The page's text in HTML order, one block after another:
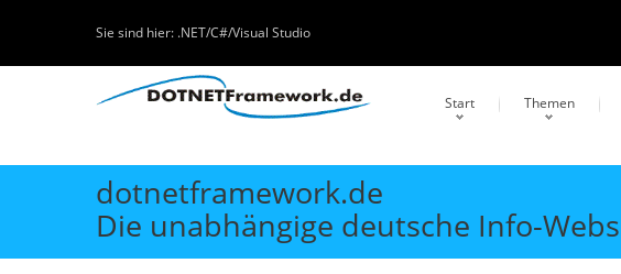
Sie sind hier: .NET/C#/Visual Studio
Start Themen
dotnetframework.de
Die unabhängige deutsche Info-